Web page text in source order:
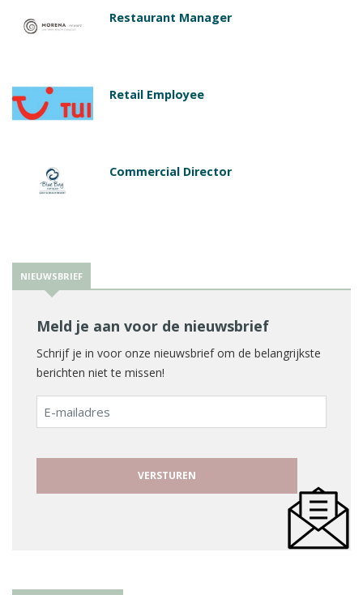
Restaurant Manager
Retail Employee
Commercial Director
NIEUWSBRIEF
Meld je aan voor de nieuwsbrief
Schrijf je in voor onze nieuwsbrief om de belangrijkste
berichten niet te missen!
E-
mailadres